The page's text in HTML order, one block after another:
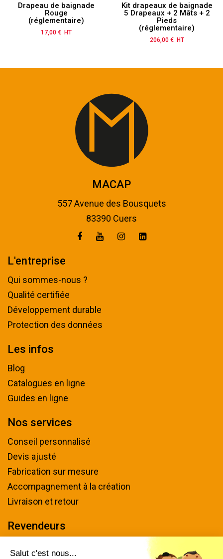
Drapeau de baignade
Rouge
(réglementaire)
Prix
17,00 € HT
Kit drapeaux de baignade
5 Drapeaux + 2 Mâts + 2
Pieds
(réglementaire)
Prix
206,00 € HT
MACAP
557 Avenue des Bousquets
83390 Cuers
L'entreprise
Qui sommes-nous ?
Qualité certifiée
Développement durable
Protection des données
Les infos
Blog
Catalogues en ligne
Guides en ligne
Nos services
Conseil personnalisé
Devis ajusté
Fabrication sur mesure
Accompagnement à la création
Livraison et retour
Revendeurs
Salut c'est nous...